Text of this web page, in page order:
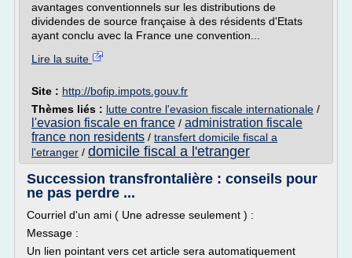
avantages conventionnels sur les distributions de
dividendes de source française à des résidents d'Etats
ayant conclu avec la France une convention...
Lire la suite
Site : http://bofip.impots.gouv.fr
Thèmes liés : lutte contre l'evasion fiscale internationale /
l'evasion fiscale en france / administration fiscale
france non residents / transfert domicile fiscal a
l'etranger / domicile fiscal a l'etranger
Succession transfrontalière : conseils pour
ne pas perdre ...
Courriel d'un ami ( Une adresse seulement ) :
Message :
Un lien pointant vers cet article sera automatiquement